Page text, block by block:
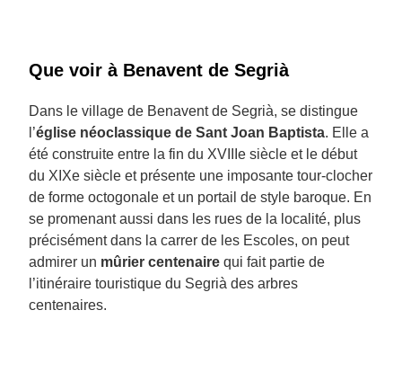
Que voir à Benavent de Segrià
Dans le village de Benavent de Segrià, se distingue
l’église néoclassique de Sant Joan Baptista. Elle a
été construite entre la fin du XVIIIe siècle et le début
du XIXe siècle et présente une imposante tour-clocher
de forme octogonale et un portail de style baroque. En
se promenant aussi dans les rues de la localité, plus
précisément dans la carrer de les Escoles, on peut
admirer un mûrier centenaire qui fait partie de
l’itinéraire touristique du Segrià des arbres
centenaires.